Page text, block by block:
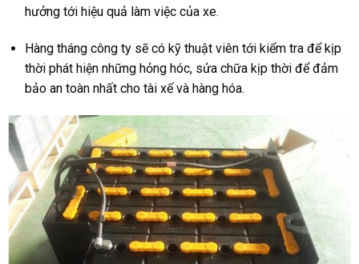
hưởng tới hiệu quả làm việc của xe.
Hàng tháng công ty sẽ có kỹ thuật viên tới kiểm tra để kịp
thời phát hiện những hỏng hóc, sửa chữa kịp thời để đảm
bảo an toàn nhất cho tài xế và hàng hóa.